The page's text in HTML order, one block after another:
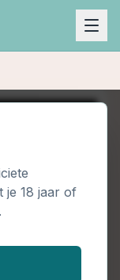
je 18 jaar of